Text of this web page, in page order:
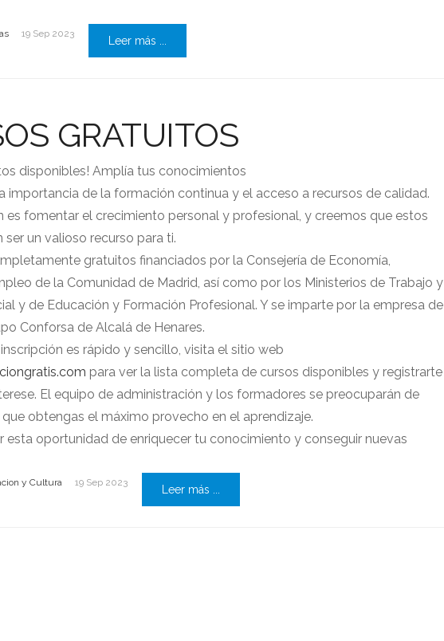
19 Sep 2023
Leer más ...
GRATUITOS
disponibles! Amplía tus conocimientos
importancia de la formación continua y el acceso a recursos de calidad.
es fomentar el crecimiento personal y profesional, y creemos que estos
ser un valioso recurso para ti.
gratuitos financiados por la Consejería de Economía,
de la Comunidad de Madrid, así como por los Ministerios de Trabajo y
y de Educación y Formación Profesional. Y se imparte por la empresa de
Conforsa de Alcalá de Henares.
es rápido y sencillo, visita el sitio web
para ver la lista completa de cursos disponibles y registrarte
El equipo de administración y los formadores se preocuparán de
que obtengas el máximo provecho en el aprendizaje.
esta oportunidad de enriquecer tu conocimiento y conseguir nuevas
y Cultura 19 Sep 2023
Leer más ...